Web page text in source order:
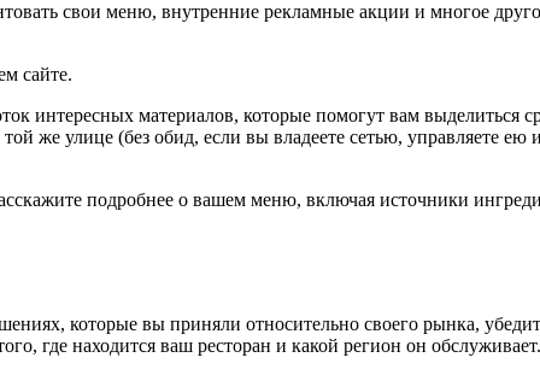
свои меню, внутренние рекламные акции и многое
сайте.
интересных материалов, которые помогут вам выделиться
же улице (без обид, если вы владеете сетью, управляете ею
подробнее о вашем меню, включая источники
которые вы приняли относительно своего рынка,
где находится ваш ресторан и какой регион он обслуживает.